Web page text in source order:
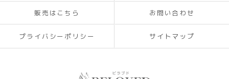
販売はこちら お問い合わせ
プライバシーポリシー サイトマップ